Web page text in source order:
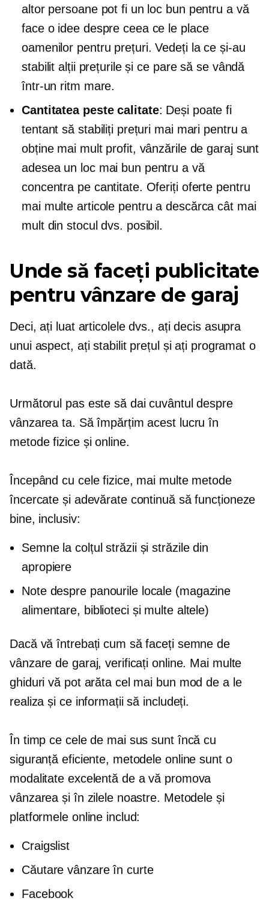
altor persoane pot fi un loc bun pentru a vă
face o idee despre ceea ce le place
oamenilor pentru prețuri. Vedeți la ce și-au
stabilit alții prețurile și ce pare să se vândă
într-un ritm mare.
Cantitatea peste calitate: Deși poate fi
tentant să stabiliți prețuri mai mari pentru a
obține mai mult profit, vânzările de garaj sunt
adesea un loc mai bun pentru a vă
concentra pe cantitate. Oferiți oferte pentru
mai multe articole pentru a descărca cât mai
mult din stocul dvs. posibil.
Unde să faceți publicitate
pentru vânzare de garaj
Deci, ați luat articolele dvs., ați decis asupra
unui aspect, ați stabilit prețul și ați programat o
dată.
Următorul pas este să dai cuvântul despre
vânzarea ta. Să împărțim acest lucru în
metode fizice și online.
Începând cu cele fizice, mai multe metode
încercate și adevărate continuă să funcționeze
bine, inclusiv:
Semne la colțul străzii și străzile din
apropiere
Note despre panourile locale (magazine
alimentare, biblioteci și multe altele)
Dacă vă întrebați cum să faceți semne de
vânzare de garaj, verificați online. Mai multe
ghiduri vă pot arăta cel mai bun mod de a le
realiza și ce informații să includeți.
În timp ce cele de mai sus sunt încă cu
siguranță eficiente, metodele online sunt o
modalitate excelentă de a vă promova
vânzarea și în zilele noastre. Metodele și
platformele online includ:
Craigslist
Căutare vânzare în curte
Facebook